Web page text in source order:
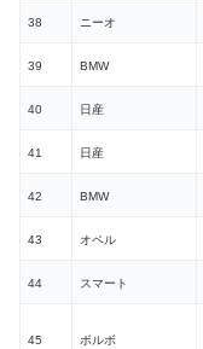
38 ニーオ
39 BMW
40 日産
41 日産
42 BMW
43 オペル
44 スマート
45 ボルボ